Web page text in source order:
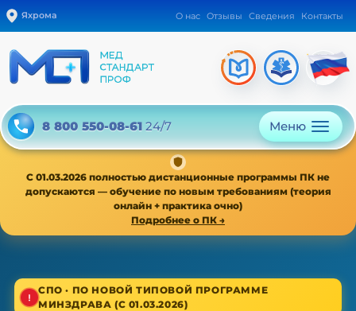
Яхрома О нас Отзывы Сведения Контакты
8 800 550-08-61 24/7 Меню
С 01.03.2026 полностью дистанционные программы ПК не
допускаются — обучение по новым требованиям (теория
онлайн + практика очно)
Подробнее о ПК →
СПО · ПО НОВОЙ ТИПОВОЙ ПРОГРАММЕ
МИНЗДРАВА (С 01.03.2026)